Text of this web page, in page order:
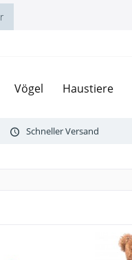
Vögel Haustiere
Schneller Versand